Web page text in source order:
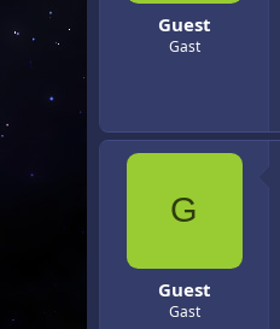
Guest
Gast
G
Guest
Gast